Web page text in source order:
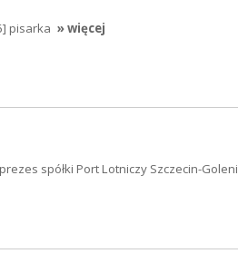
pisarka » więcej
spółki Port Lotniczy Szczecin-